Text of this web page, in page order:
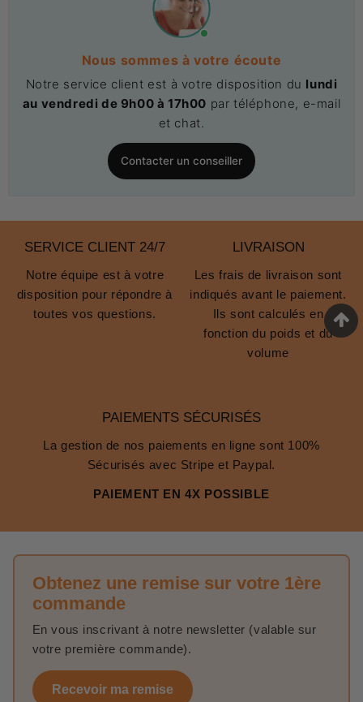
Nous sommes à votre écoute
Notre service client est à votre disposition du lundi
au vendredi de 9h00 à 17h00 par téléphone, e-mail
et chat.
Contacter un conseiller
SERVICE CLIENT 24/7
Notre équipe est à votre
disposition pour répondre à
toutes vos questions.
LIVRAISON
Les frais de livraison sont
indiqués avant le paiement.
Ils sont calculés en
fonction du poids et du
volume
PAIEMENTS SÉCURISÉS
La gestion de nos paiements en ligne sont 100%
Sécurisés avec Stripe et Paypal.
PAIEMENT EN 4X POSSIBLE
Obtenez une remise sur votre 1ère
commande
En vous inscrivant à notre newsletter (valable sur
votre première commande).
Recevoir ma remise